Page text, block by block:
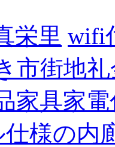
栄里 wifi
市街地
具家電
様の内